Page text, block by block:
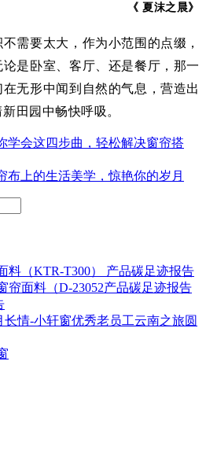
《 夏沫之晨》
要太大，作为小范围的点缀，
是卧室、客厅、还是餐厅，那一
无形中闻到自然的气息，营造出
田园中畅快呼吸。
学会这四步曲，轻松解决窗帘搭
布上的生活美学，惊艳你的岁月
料（KTR-T300） 产品碳足迹报告
帘面料（D-23052产品碳足迹报告
长情-小轩窗优秀老员工云南之旅圆